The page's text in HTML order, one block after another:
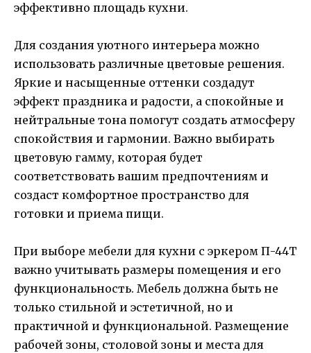
эффективно площадь кухни.
Для создания уютного интерьера можно
использовать различные цветовые решения.
Яркие и насыщенные оттенки создадут
эффект праздника и радости, а спокойные и
нейтральные тона помогут создать атмосферу
спокойствия и гармонии. Важно выбирать
цветовую гамму, которая будет
соответствовать вашим предпочтениям и
создаст комфортное пространство для
готовки и приема пищи.
При выборе мебели для кухни с эркером П-44Т
важно учитывать размеры помещения и его
функциональность. Мебель должна быть не
только стильной и эстетичной, но и
практичной и функциональной. Размещение
рабочей зоны, столовой зоны и места для